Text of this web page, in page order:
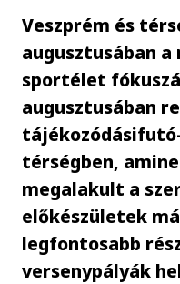
Veszprém és
augusztusában
sportélet
augusztusában
térségben,
megalakult a
előkészületek
legfontosabb
versenypályák